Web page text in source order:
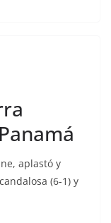
aplastó y
(6-1) y